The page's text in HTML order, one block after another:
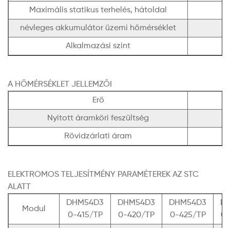
Maximális statikus terhelés, hátoldal
névleges akkumulátor üzemi hőmérséklet
Alkalmazási szint
A HŐMÉRSÉKLET JELLEMZŐI
Erő
Nyitott áramköri feszültség
Rövidzárlati áram
ELEKTROMOS TELJESÍTMÉNY PARAMÉTEREK AZ STC
ALATT
Modul
DHM54D3
0-415/TP
DHM54D3
0-420/TP
DHM54D3
0-425/TP